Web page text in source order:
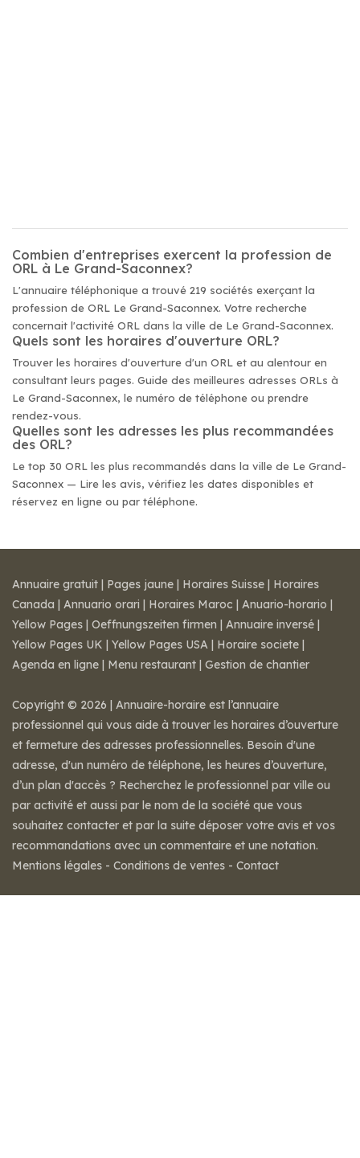
Combien d'entreprises exercent la profession de
ORL à Le Grand-Saconnex?
L'annuaire téléphonique a trouvé 219 sociétés exerçant la
profession de ORL Le Grand-Saconnex. Votre recherche
concernait l'activité ORL dans la ville de Le Grand-Saconnex.
Quels sont les horaires d'ouverture ORL?
Trouver les horaires d'ouverture d'un ORL et au alentour en
consultant leurs pages. Guide des meilleures adresses ORLs à
Le Grand-Saconnex, le numéro de téléphone ou prendre
rendez-vous.
Quelles sont les adresses les plus recommandées
des ORL?
Le top 30 ORL les plus recommandés dans la ville de Le Grand-
Saconnex — Lire les avis, vérifiez les dates disponibles et
réservez en ligne ou par téléphone.
Annuaire gratuit | Pages jaune | Horaires Suisse | Horaires
Canada | Annuario orari | Horaires Maroc | Anuario-horario |
Yellow Pages | Oeffnungszeiten firmen | Annuaire inversé |
Yellow Pages UK | Yellow Pages USA | Horaire societe |
Agenda en ligne | Menu restaurant | Gestion de chantier
Copyright © 2026 | Annuaire-horaire est l’annuaire
professionnel qui vous aide à trouver les horaires d’ouverture
et fermeture des adresses professionnelles. Besoin d'une
adresse, d'un numéro de téléphone, les heures d’ouverture,
d’un plan d'accès ? Recherchez le professionnel par ville ou
par activité et aussi par le nom de la société que vous
souhaitez contacter et par la suite déposer votre avis et vos
recommandations avec un commentaire et une notation.
Mentions légales - Conditions de ventes - Contact